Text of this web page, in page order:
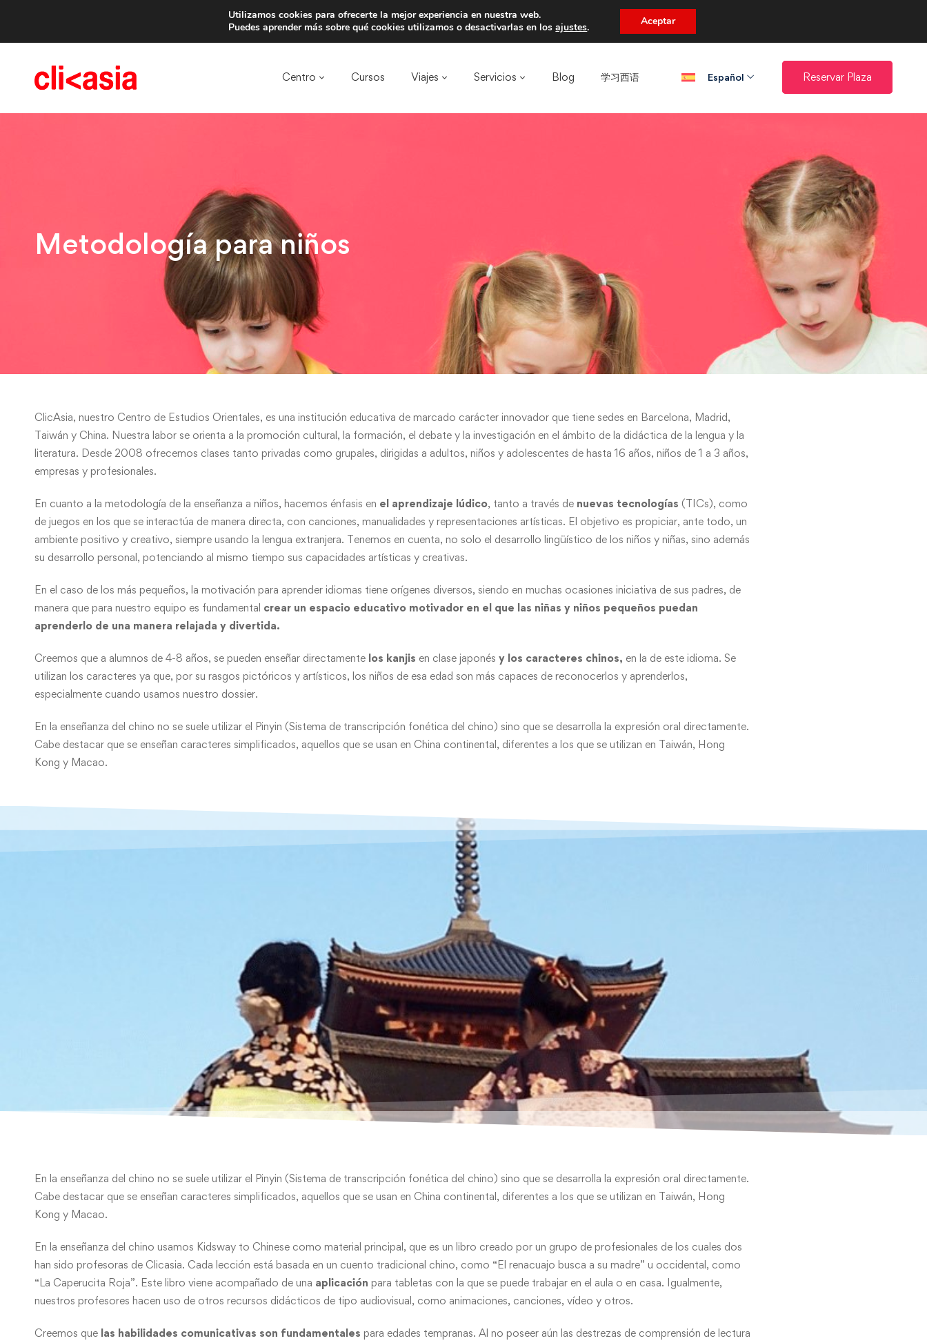
Trae a un amigo y llevaos un total de 75€ de descuento.
Centro Cursos Viajes Servicios Blog 学习西语​ Español Reservar Plaza
Metodología para niños
ClicAsia, nuestro Centro de Estudios Orientales, es una institución educativa de marcado carácter innovador que tiene sedes en Barcelona, Madrid,
Taiwán y China. Nuestra labor se orienta a la promoción cultural, la formación, el debate y la investigación en el ámbito de la didáctica de la lengua y la
literatura. Desde 2008 ofrecemos clases tanto privadas como grupales, dirigidas a adultos, niños y adolescentes de hasta 16 años, niños de 1 a 3 años,
empresas y profesionales.
En cuanto a la metodología de la enseñanza a niños, hacemos énfasis en el aprendizaje lúdico, tanto a través de nuevas tecnologías (TICs), como
de juegos en los que se interactúa de manera directa, con canciones, manualidades y representaciones artísticas. El objetivo es propiciar, ante todo, un
ambiente positivo y creativo, siempre usando la lengua extranjera. Tenemos en cuenta, no solo el desarrollo lingüístico de los niños y niñas, sino además
su desarrollo personal, potenciando al mismo tiempo sus capacidades artísticas y creativas.
En el caso de los más pequeños, la motivación para aprender idiomas tiene orígenes diversos, siendo en muchas ocasiones iniciativa de sus padres, de
manera que para nuestro equipo es fundamental crear un espacio educativo motivador en el que las niñas y niños pequeños puedan
aprenderlo de una manera relajada y divertida.
Creemos que a alumnos de 4-8 años, se pueden enseñar directamente los kanjis en clase japonés y los caracteres chinos, en la de este idioma. Se
utilizan los caracteres ya que, por su rasgos pictóricos y artísticos, los niños de esa edad son más capaces de reconocerlos y aprenderlos,
especialmente cuando usamos nuestro dossier.
En la enseñanza del chino no se suele utilizar el Pinyin (Sistema de transcripción fonética del chino) sino que se desarrolla la expresión oral directamente.
Cabe destacar que se enseñan caracteres simplificados, aquellos que se usan en China continental, diferentes a los que se utilizan en Taiwán, Hong
Kong y Macao.
En la enseñanza del chino no se suele utilizar el Pinyin (Sistema de transcripción fonética del chino) sino que se desarrolla la expresión oral directamente.
Cabe destacar que se enseñan caracteres simplificados, aquellos que se usan en China continental, diferentes a los que se utilizan en Taiwán, Hong
Kong y Macao.
En la enseñanza del chino usamos Kidsway to Chinese como material principal, que es un libro creado por un grupo de profesionales de los cuales dos
han sido profesoras de Clicasia. Cada lección está basada en un cuento tradicional chino, como “El renacuajo busca a su madre” u occidental, como
“La Caperucita Roja”. Este libro viene acompañado de una aplicación para tabletas con la que se puede trabajar en el aula o en casa. Igualmente,
nuestros profesores hacen uso de otros recursos didácticos de tipo audiovisual, como animaciones, canciones, vídeo y otros.
Creemos que las habilidades comunicativas son fundamentales para edades tempranas. Al no poseer aún las destrezas de comprensión de lectura
Utilizamos cookies para ofrecerte la mejor experiencia en nuestra web.
Puedes aprender más sobre qué cookies utilizamos o desactivarlas en losajustes. Aceptar